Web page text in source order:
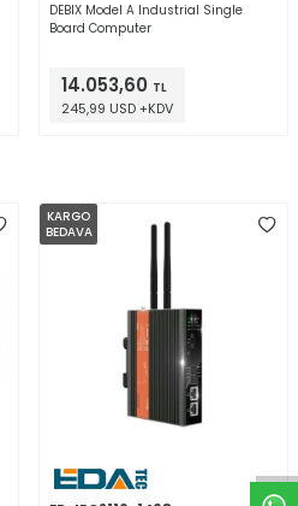
DEBIX Model A Industrial Single
Board Computer
14.053,60 TL
245,99 USD +KDV
KARGO
BEDAVA